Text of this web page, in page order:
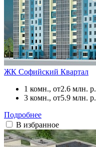
ЖК Софийский Квартал
1 комн., от2.6 млн. р.
3 комн., от5.9 млн. р.
Подробнее
В избранное